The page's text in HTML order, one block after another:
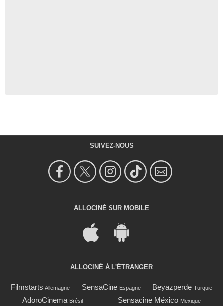
SUIVEZ-NOUS
ALLOCINÉ SUR MOBILE
ALLOCINÉ À L'ÉTRANGER
Filmstarts Allemagne SensaCine Espagne Beyazperde Turquie
AdoroCinema Brésil Sensacine México Mexique